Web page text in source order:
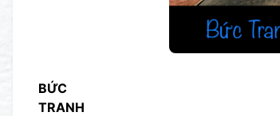
BỨC
TRANH